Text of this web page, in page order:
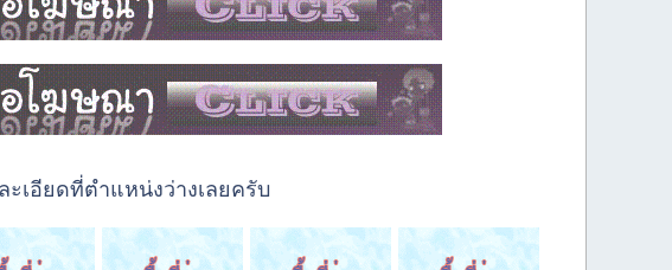
ะเอียดที่ตำแหน่งว่างเลยครับ